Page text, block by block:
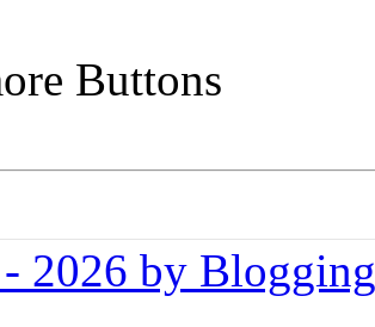
Buttons
2026 by